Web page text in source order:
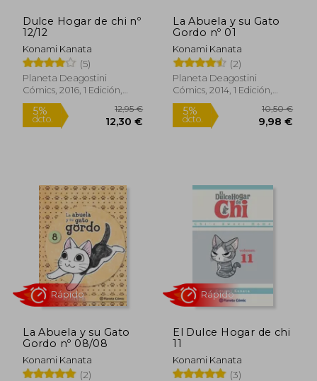
Dulce Hogar de chi nº
12/12
Konami Kanata
(5)
Planeta Deagostini
Cómics, 2016, 1 Edición,
Tapa Blanda, Nuevo
5%
dcto.
12,95 €
Rápido
La Abuela y su Gato
Gordo nº 01
Konami Kanata
(2)
Planeta Deagostini
Cómics, 2014, 1 Edición,
Tapa Blanda, Nuevo
5%
Rápido
La Abuela y su Gato
Gordo nº 08/08
Konami Kanata
(2)
El Dulce Hogar de chi
11
Konami Kanata
(3)